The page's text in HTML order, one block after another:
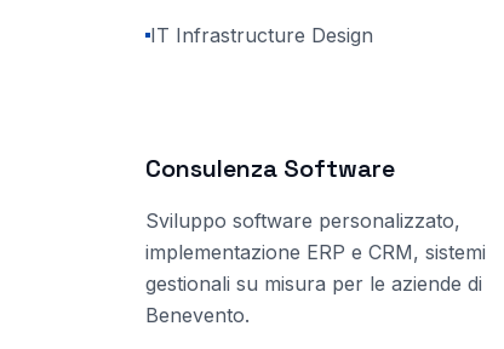
IT Infrastructure Design
Consulenza Software
Sviluppo software personalizzato,
implementazione ERP e CRM, sistemi
gestionali su misura per le aziende di
Benevento.